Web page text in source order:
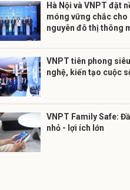
Hà Nội và VNPT đặt
móng vững chắc cho
nguyên đô thị thông
VNPT tiên phong
nghệ, kiến tạo cuộc
VNPT Family Safe:
nhỏ - lợi ích lớn